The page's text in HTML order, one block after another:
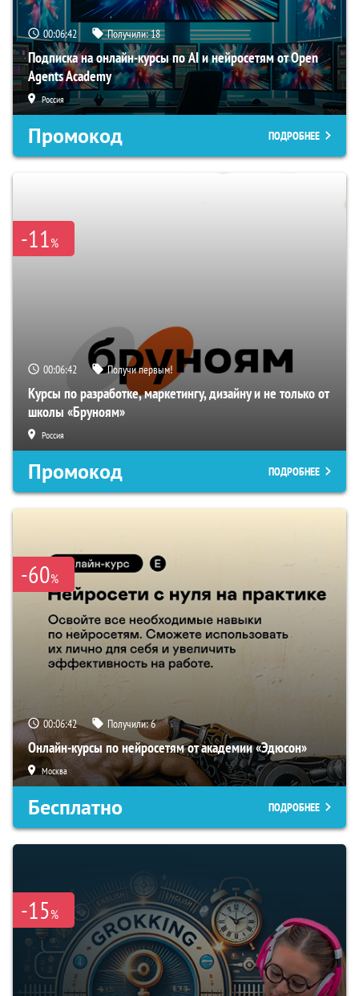
00:06:41 Получили:18
Подписка на онлайн-курсы по AI и нейросетям от Open
Agents Academy
Россия
Промокод ПОДРОБНЕЕ
-11%
00:06:41 Получи первым!
Курсы по разработке, маркетингу, дизайну и не только от
школы «Бруноям»
Россия
Промокод ПОДРОБНЕЕ
-60%
00:06:41 Получили:6
Онлайн-курсы по нейросетям от академии «Эдюсон»
Москва
Бесплатно ПОДРОБНЕЕ
-15%